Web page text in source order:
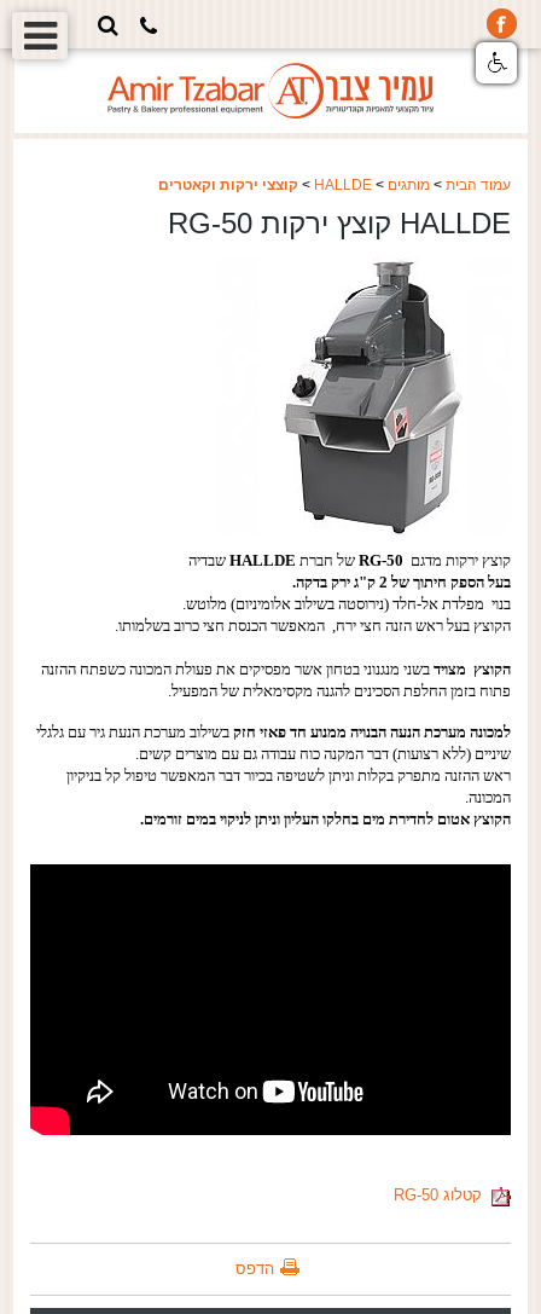
עמוד הבית> מותגים >
HALLDE
> קוצצי ירקות וקאטרים
HALLDE קוצץ ירקות RG-50
קוצץ ירקות מדגם RG-50 של חברת HALLDE שבדיה
בעל הספק חיתוך של 2 ק"ג ירק בדקה.
בנוי מפלדת אל-חלד (נירוסטה בשילוב אלומיניום) מלוטש.
הקוצץ בעל ראש הזנה חצי ירח, המאפשר הכנסת חצי כרוב בשלמותו.
הקוצץ מצוידבשני מנגנוני בטחון אשר מפסיקים את פעולת המכונה כשפתח ההזנה
פתוח בזמן החלפת הסכינים להגנה מקסימאלית של המפעיל.
למכונה מערכת הנעה הבנויה ממנוע חד פאזי חזקבשילוב מערכת הנעת גיר עם גלגלי
שיניים (ללא רצועות) דבר המקנה כוח עבודה גם עם מוצרים קשים.
ראש ההזנה מתפרק בקלות וניתן לשטיפה בכיור דבר המאפשר טיפול קל בניקיון
המכונה.
הקוצץ אטום לחדירת מים בחלקו העליון וניתן לניקוי במים זורמים.
קטלוג RG-50
הדפס